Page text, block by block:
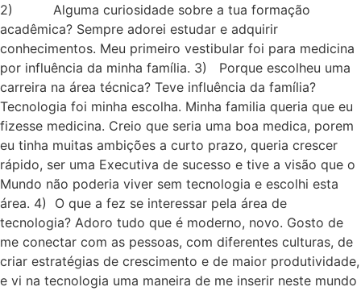
2) Alguma curiosidade sobre a tua formação
acadêmica? Sempre adorei estudar e adquirir
conhecimentos. Meu primeiro vestibular foi para medicina
por influência da minha família. 3) Porque escolheu uma
carreira na área técnica? Teve influência da família?
Tecnologia foi minha escolha. Minha familia queria que eu
fizesse medicina. Creio que seria uma boa medica, porem
eu tinha muitas ambições a curto prazo, queria crescer
rápido, ser uma Executiva de sucesso e tive a visão que o
Mundo não poderia viver sem tecnologia e escolhi esta
área. 4) O que a fez se interessar pela área de
tecnologia? Adoro tudo que é moderno, novo. Gosto de
me conectar com as pessoas, com diferentes culturas, de
criar estratégias de crescimento e de maior produtividade,
e vi na tecnologia uma maneira de me inserir neste mundo